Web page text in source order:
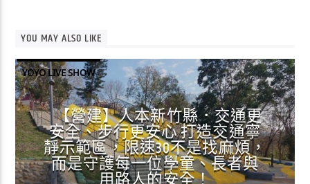
YOU MAY ALSO LIKE
YOYO LIVE SHOW
【營建】人本新竹縣．交通更
安全、步行更安心 打造交通寧
靜示範區，限速30不是找麻煩，
而是守護每一位學童、長者與